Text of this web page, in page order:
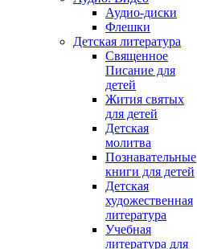
Аудио-диски
Флешки
Детская литература
Священное
Писание для
детей
Жития святых
для детей
Детская
молитва
Познавательные
книги для детей
Детская
художественная
литература
Учебная
литература для